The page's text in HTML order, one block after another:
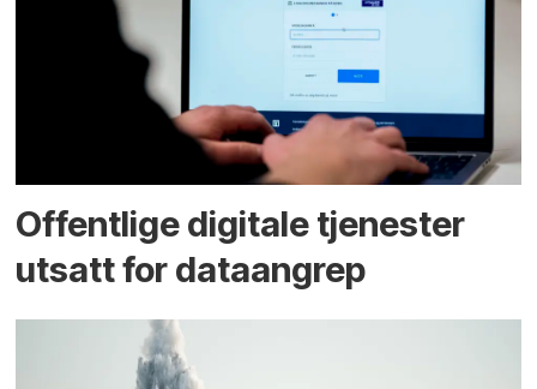
Offentlige digitale tjenester
utsatt for dataangrep